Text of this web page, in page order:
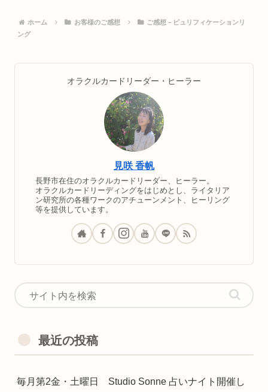
ホーム お客様のご感想
ご感想－ピュリフィケーションリ
ング
オラクルカードリーダー・ヒーラー
見咲 香帆
長野市在住のオラクルカードリーダー、ヒーラー。
オラクルカードリーディングをはじめとし、ライタリア
ン研究所の各種ワークのアチューンメント、ヒーリング
等を提供しています。
最近の投稿
毎月第2金・土曜日 Studio Sonne 占いナイト開催し